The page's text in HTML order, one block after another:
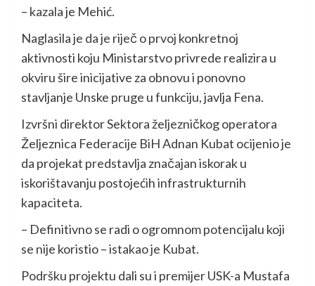
– kazala je Mehić.
Naglasila je da je riječ o prvoj konkretnoj
aktivnosti koju Ministarstvo privrede realizira u
okviru šire inicijative za obnovu i ponovno
stavljanje Unske pruge u funkciju, javlja Fena.
Izvršni direktor Sektora željezničkog operatora
Željeznica Federacije BiH Adnan Kubat ocijenio je
da projekat predstavlja značajan iskorak u
iskorištavanju postojećih infrastrukturnih
kapaciteta.
– Definitivno se radi o ogromnom potencijalu koji
se nije koristio – istakao je Kubat.
Podršku projektu dali su i premijer USK-a Mustafa